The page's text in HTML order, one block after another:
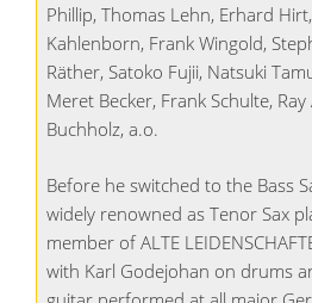
Phillip, Thomas Lehn, Erhard
Kahlenborn, Frank Wingold,
Räther, Satoko Fujii, Natsuki
Meret Becker, Frank Schulte,
Buchholz, a.o.
Before he switched to the Bass
widely renowned as Tenor Sax
member of ALTE
with Karl Godejohan on drums